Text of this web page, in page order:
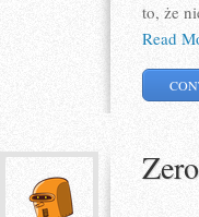
to, że
Read